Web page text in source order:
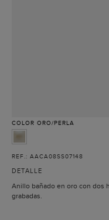
COLOR ORO/PERLA
REF.: AACA08SS07148
DETALLE
Anillo bañado en oro con dos
grabadas.